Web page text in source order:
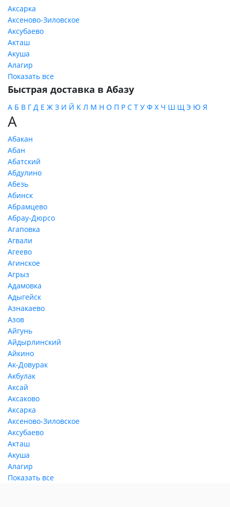
Аксарка
Аксеново-Зиловское
Аксубаево
Акташ
Акуша
Алагир
Показать все
Быстрая доставка в Абазу
А Б В Г Д Е Ж З И Й К Л М Н О П Р С Т У Ф Х Ч Ш Щ Э Ю Я
А
Абакан
Абан
Абатский
Абдулино
Абезь
Абинск
Абрамцево
Абрау-Дюрсо
Агаповка
Агвали
Агеево
Агинское
Агрыз
Адамовка
Адыгейск
Азнакаево
Азов
Айгунь
Айдырлинский
Айкино
Ак-Довурак
Акбулак
Аксай
Аксаково
Аксарка
Аксеново-Зиловское
Аксубаево
Акташ
Акуша
Алагир
Показать все